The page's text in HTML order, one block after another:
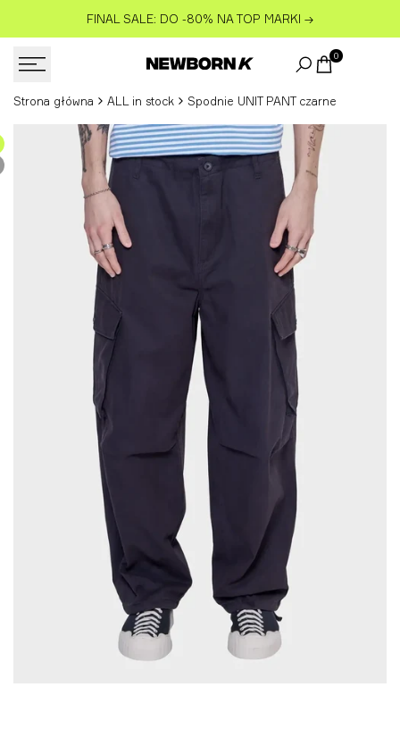
FINAL SALE: DO -80% NA TOP MARKI →
0
Strona główna ALL in stock Spodnie UNIT PANT czarne